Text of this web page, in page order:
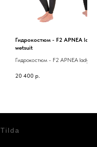
Гидрокостюм - F2 APNEA lady
wetsuit
Гидрокостюм - F2 APNEA lady
20 400 р.
Tilda